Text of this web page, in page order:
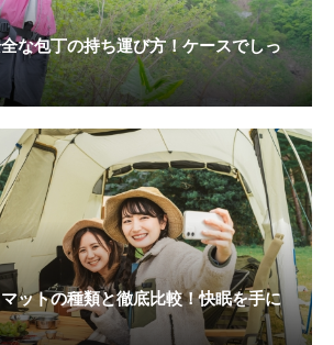
な包丁の持ち運び方！ケースでしっ
ットの種類と徹底比較！快眠を手に